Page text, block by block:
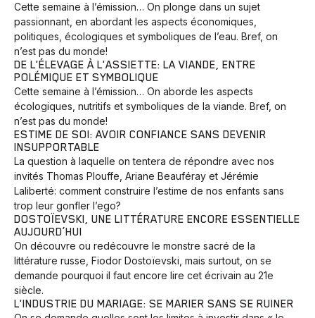
Cette semaine à l’émission… On plonge dans un sujet
passionnant, en abordant les aspects économiques,
politiques, écologiques et symboliques de l’eau. Bref, on
n’est pas du monde!
DE L'ÉLEVAGE À L'ASSIETTE: LA VIANDE, ENTRE
POLÉMIQUE ET SYMBOLIQUE
Cette semaine à l’émission… On aborde les aspects
écologiques, nutritifs et symboliques de la viande. Bref, on
n’est pas du monde!
ESTIME DE SOI: AVOIR CONFIANCE SANS DEVENIR
INSUPPORTABLE
La question à laquelle on tentera de répondre avec nos
invités Thomas Plouffe, Ariane Beauféray et Jérémie
Laliberté: comment construire l’estime de nos enfants sans
trop leur gonfler l’ego?
DOSTOÏEVSKI, UNE LITTÉRATURE ENCORE ESSENTIELLE
AUJOURD’HUI
On découvre ou redécouvre le monstre sacré de la
littérature russe, Fiodor Dostoïevski, mais surtout, on se
demande pourquoi il faut encore lire cet écrivain au 21e
siècle.
L'INDUSTRIE DU MARIAGE: SE MARIER SANS SE RUINER